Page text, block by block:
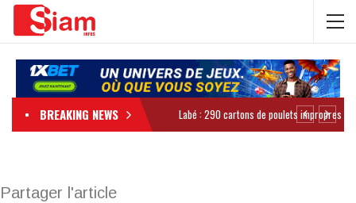
BREAKING NEWS
Partager l'article